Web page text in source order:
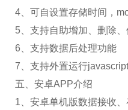
4、可自设置存储时间，
5、支持自助增加、删除、
6、支持数据后处理功能
7、支持外置运行javascript
五、安卓APP介绍
1、安卓单机版数据接收、